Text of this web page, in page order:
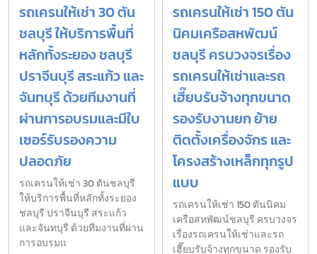
รถเครนให้เช่า 30 ตัน
ชลบุรี ให้บริการพื้นที่
หลักทั้งระยอง ชลบุรี
ปราจีนบุรี สระแก้ว และ
จันทบุรี ด้วยทีมงานที่
ผ่านการอบรมและมีใบ
เซอร์รับรองความ
ปลอดภัย
รถเครนให้เช่า 30 ตันชลบุรี
ให้บริการพื้นที่หลักทั้งระยอง
ชลบุรี ปราจีนบุรี สระแก้ว
และจันทบุรี ด้วยทีมงานที่ผ่าน
การอบรมแ
รถเครนให้เช่า 150 ตัน
นิคมเครือสหพัฒน์
ชลบุรี ครบวงจรเรื่อง
รถเครนให้เช่าและรถ
เฮี๊ยบรับจ้างทุกขนาด
รองรับงานยก ย้าย
ติดตั้งเครื่องจักร และ
โครงสร้างเหล็กทุกรูป
แบบ
รถเครนให้เช่า 150 ตันนิคม
เครือสหพัฒน์ชลบุรี ครบวงจร
เรื่องรถเครนให้เช่าและรถ
เฮี๊ยบรับจ้างทุกขนาด รองรับ